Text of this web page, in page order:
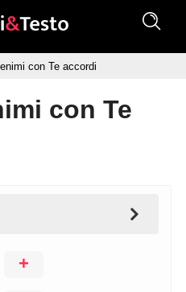
con Te accordi
con Te
+